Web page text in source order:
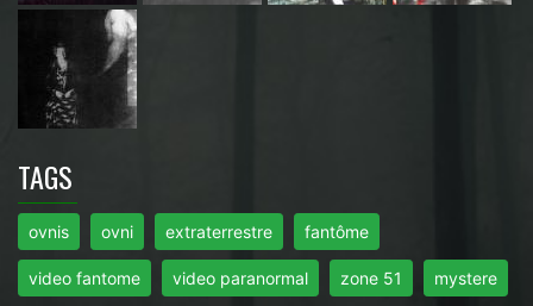
TAGS
ovnis ovni extraterrestre fantôme
video fantome video paranormal zone 51 mystere